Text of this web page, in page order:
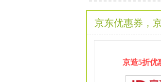
京东优惠券，
京造5折优